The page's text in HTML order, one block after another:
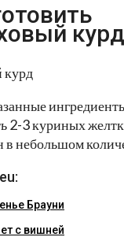
2-3 куриных
в небольшом
Брауни
с вишней